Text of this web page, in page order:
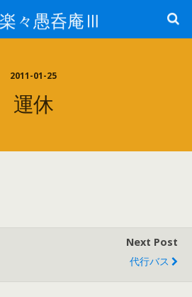
々愚呑庵Ⅲ
2011-01-25
運休
Next Post
代行バス